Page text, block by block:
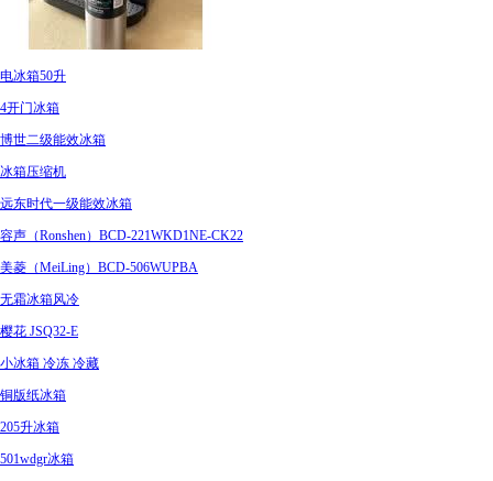
电冰箱50升
4开门冰箱
博世二级能效冰箱
冰箱压缩机
远东时代一级能效冰箱
容声（Ronshen）BCD-221WKD1NE-CK22
美菱（MeiLing）BCD-506WUPBA
无霜冰箱风冷
樱花 JSQ32-E
小冰箱 冷冻 冷藏
铜版纸冰箱
205升冰箱
501wdgr冰箱